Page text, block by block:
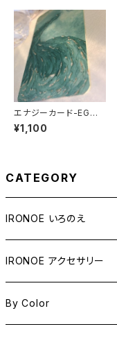
エナジーカード-EG
「キャッシュカードサイ
ズ」
¥1,100
CATEGORY
IRONOE いろのえ
アクリル画
縦100mm×横100mmより小
クレパス画
IRONOE アクセサリー
受注制作
By Color